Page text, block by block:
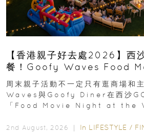
【香港親子好去處2026】西
餐！Goofy Waves Food
外影院逢週末登場
周末親子活動不一定只有逛商場和
Waves與Goofy Diner在西沙
「Food Movie Night at the
2nd August, 2026 ｜ In LIFESTYLE /